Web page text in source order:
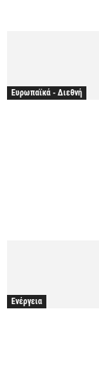
Ευρωπαϊκά - Διεθνή
Ενέργεια